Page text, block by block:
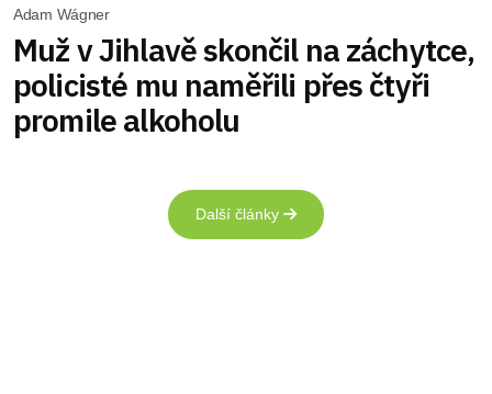
Adam Wágner
Muž v Jihlavě skončil na záchytce,
policisté mu naměřili přes čtyři
promile alkoholu
Další články